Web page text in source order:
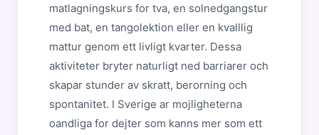
matlagningskurs for tva, en solnedgangstur
med bat, en tangolektion eller en kvalllig
mattur genom ett livligt kvarter. Dessa
aktiviteter bryter naturligt ned barriarer och
skapar stunder av skratt, berorning och
spontanitet. I Sverige ar mojligheterna
oandliga for dejter som kanns mer som ett